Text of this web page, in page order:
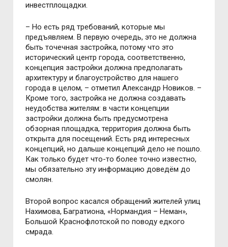
инвестплощадки.
– Но есть ряд требований, которые мы
предъявляем. В первую очередь, это не должна
быть точечная застройка, потому что это
исторический центр города, соответственно,
концепция застройки должна предполагать
архитектуру и благоустройство для нашего
города в целом, – отметил Александр Новиков. –
Кроме того, застройка не должна создавать
неудобства жителям: в части концепции
застройки должна быть предусмотрена
обзорная площадка, территория должна быть
открыта для посещений. Есть ряд интересных
концепций, но дальше концепций дело не пошло.
Как только будет что-то более точно известно,
мы обязательно эту информацию доведём до
смолян.
Второй вопрос касался обращений жителей улиц
Нахимова, Багратиона, «Нормандия – Неман»,
Большой Краснофлотской по поводу едкого
смрада.